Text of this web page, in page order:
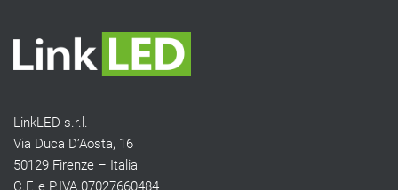
LinkLED s.r.l.
Via Duca D’Aosta, 16
50129 Firenze – Italia
C.F. e P.IVA 07027660484